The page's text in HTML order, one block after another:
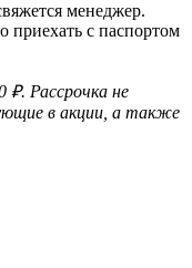
менеджер.
приехать с паспортом
₽. Рассрочка не
в акции, а также